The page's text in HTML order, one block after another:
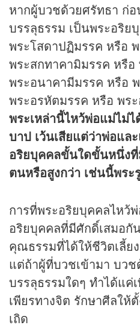
หากผู้บวชด้วยศรัทธา ก่
บรรลุธรรม เป็นพระอริ
พระโสดาปฏิมรรค หรือ
พระสกทาคามิมรรค หรือ
พระอนาคามีมรรค หรือ
พระอรหัตมรรค หรือ พร
พระเหล่านี้ไหว้พ่อแม่ไม่
บาป เว้นเสียแต่ว่าพ่อแล
อริยบุคคลขั้นใดขั้นหนึ่ง
ตนหรือสูงกว่า เช่นนี้พระ
การที่พระอริยบุคคลไหว้
อริยบุคคลที่มีศักดิ์เสมอกั
คุณธรรมที่ได้ให้ชีวิตเลี้ย
แต่ถ้าผู้ที่บวชเข้ามา บว
บรรลุธรรมใดๆ ทำได้แค่
เพียรทางจิต รักษาศีลให้
เถิด